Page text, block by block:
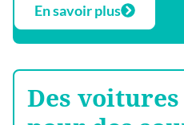
En savoir plus
Des voitures